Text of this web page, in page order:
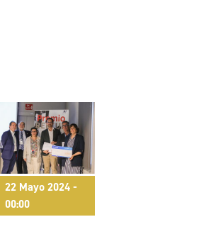
22 Mayo 2024 -
00:00
2024 | VI Premio
REBIUN